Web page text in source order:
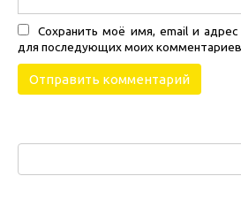
Сохранить моё имя, email и
для последующих моих